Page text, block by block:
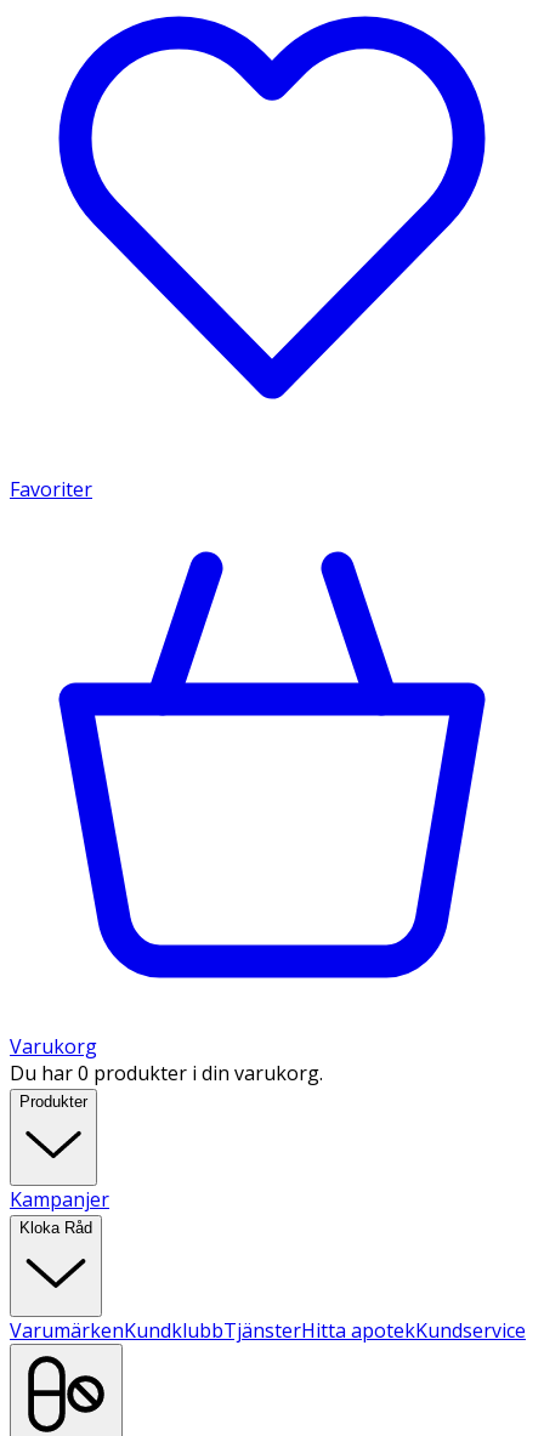
Favoriter
Varukorg
Du har 0 produkter i din varukorg.
Produkter
Kampanjer
Kloka Råd
VarumärkenKundklubbTjänsterHitta apotekKundservice